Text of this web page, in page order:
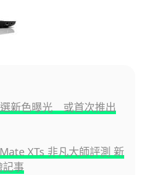
新色曝光 或首次推出
XTs 非凡大師評測 新
記事